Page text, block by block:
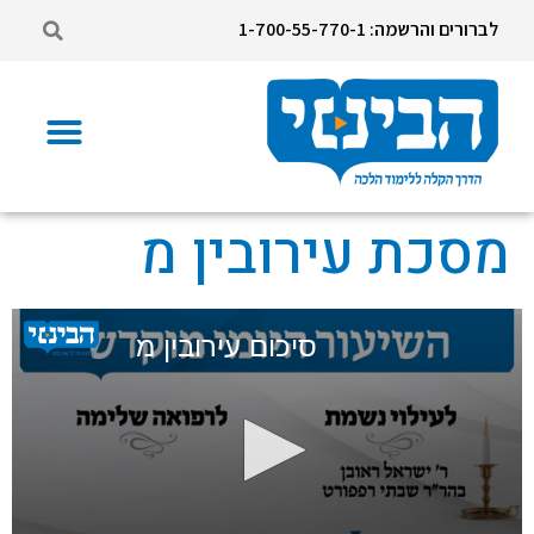
לברורים והרשמה: 1-700-55-770-1
מסכת עירובין מ
סיכום עירובין מ